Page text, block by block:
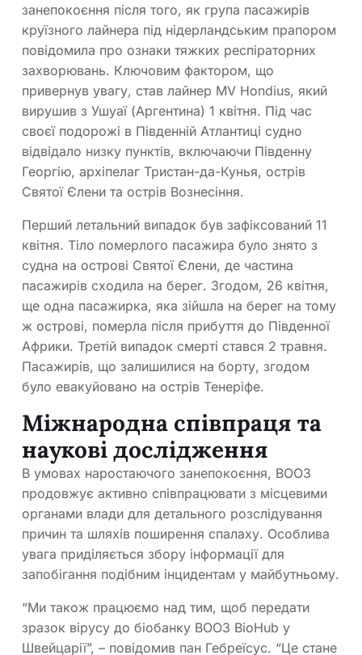
занепокоєння після того, як група пасажирів
круїзного лайнера під нідерландським прапором
повідомила про ознаки тяжких респіраторних
захворювань. Ключовим фактором, що
привернув увагу, став лайнер MV Hondius, який
вирушив з Ушуаї (Аргентина) 1 квітня. Під час
своєї подорожі в Південній Атлантиці судно
відвідало низку пунктів, включаючи Південну
Георгію, архіпелаг Тристан-да-Кунья, острів
Святої Єлени та острів Вознесіння.
Перший летальний випадок був зафіксований 11
квітня. Тіло померлого пасажира було знято з
судна на острові Святої Єлени, де частина
пасажирів сходила на берег. Згодом, 26 квітня,
ще одна пасажирка, яка зійшла на берег на тому
ж острові, померла після прибуття до Південної
Африки. Третій випадок смерті стався 2 травня.
Пасажирів, що залишилися на борту, згодом
було евакуйовано на острів Тенеріфе.
Міжнародна співпраця та
наукові дослідження
В умовах наростаючого занепокоєння, ВООЗ
продовжує активно співпрацювати з місцевими
органами влади для детального розслідування
причин та шляхів поширення спалаху. Особлива
увага приділяється збору інформації для
запобігання подібним інцидентам у майбутньому.
“Ми також працюємо над тим, щоб передати
зразок вірусу до біобанку ВООЗ BioHub у
Швейцарії”, – повідомив пан Гебреїсус. “Це стане